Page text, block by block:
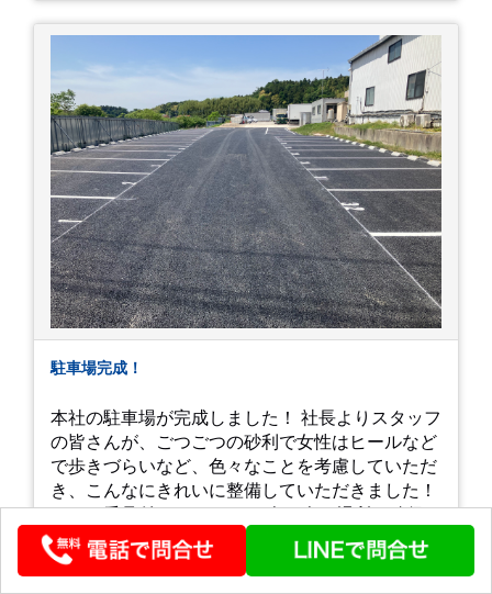
駐車場完成！
本社の駐車場が完成しました！ 社長よりスタッフ
の皆さんが、ごつごつの砂利で女性はヒールなど
で歩きづらいなど、色々なことを考慮していただ
き、こんなにきれいに整備していただきました！
しかも番号付き！ これは一人一人の場所の確保は
もちろん、一目見て不在のメンバーが分かるなど
「環境整備」となっております！ 私たちの会社で
公開 : 2026-05-19